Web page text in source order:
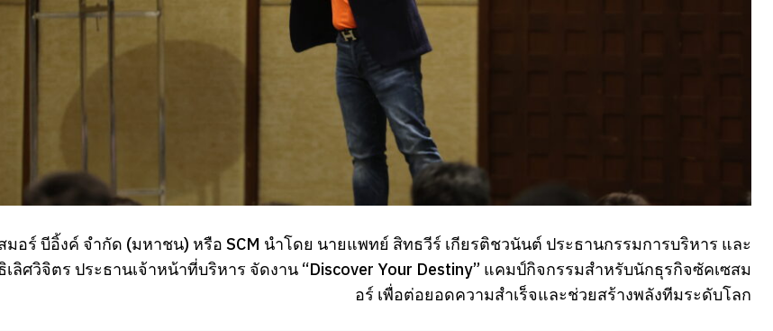
อร์ บีอิ้งค์ จำกัด (มหาชน) หรือ SCM นำโดย นายแพทย์ สิทธวีร์ เกียรติชวนันต์ ประธานกรรมการบริหาร และ
เลิศวิจิตร ประธานเจ้าหน้าที่บริหาร จัดงาน “Discover Your Destiny” แคมป์กิจกรรมสำหรับนักธุรกิจซัคเซสม
อร์ เพื่อต่อยอดความสำเร็จและช่วยสร้างพลังทีมระดับโลก